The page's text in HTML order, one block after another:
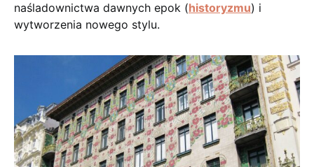
naśladownictwa dawnych epok (historyzmu) i
wytworzenia nowego stylu.